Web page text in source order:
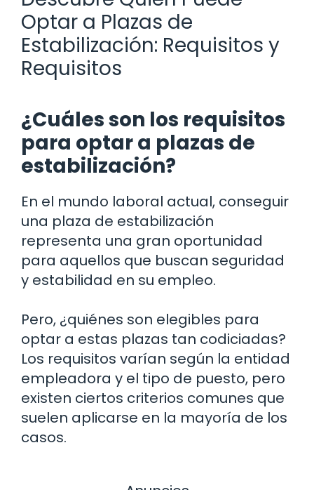
Optar a Plazas de
Estabilización: Requisitos y
Requisitos
¿Cuáles son los requisitos
para optar a plazas de
estabilización?
En el mundo laboral actual, conseguir
una plaza de estabilización
representa una gran oportunidad
para aquellos que buscan seguridad
y estabilidad en su empleo.
Pero, ¿quiénes son elegibles para
optar a estas plazas tan codiciadas?
Los requisitos varían según la entidad
empleadora y el tipo de puesto, pero
existen ciertos criterios comunes que
suelen aplicarse en la mayoría de los
casos.